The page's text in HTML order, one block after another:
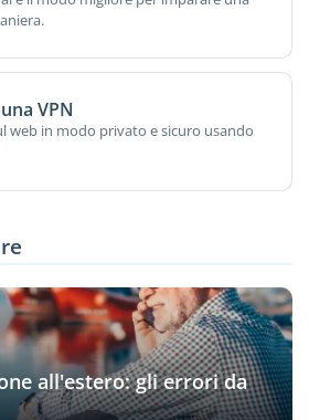
VPN
web in modo privato e sicuro usando
all'estero: gli errori da